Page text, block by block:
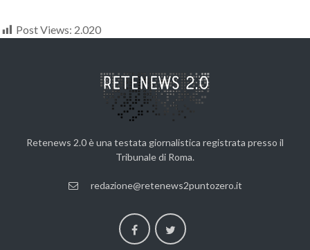
Post Views: 2.020
Retenews 2.0 è una testata giornalistica registrata presso il
Tribunale di Roma.
redazione@retenews2puntozero.it